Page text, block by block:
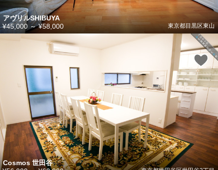
アヴリルSHIBUYA
東京都目黒区東山
¥45,000 ～¥58,000
Cosmos 世田谷